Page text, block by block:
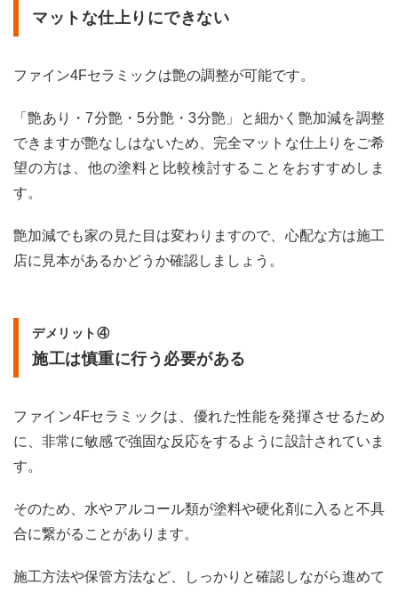
マットな仕上りにできない
ファイン4Fセラミックは艶の調整が可能です。
「艶あり・7分艶・5分艶・3分艶」と細かく艶加減を調整
できますが艶なしはないため、完全マットな仕上りをご希
望の方は、他の塗料と比較検討することをおすすめしま
す。
艶加減でも家の見た目は変わりますので、心配な方は施工
店に見本があるかどうか確認しましょう。
デメリット④
施工は慎重に行う必要がある
ファイン4Fセラミックは、優れた性能を発揮させるため
に、非常に敏感で強固な反応をするように設計されていま
す。
そのため、水やアルコール類が塗料や硬化剤に入ると不具
合に繋がることがあります。
施工方法や保管方法など、しっかりと確認しながら進めて